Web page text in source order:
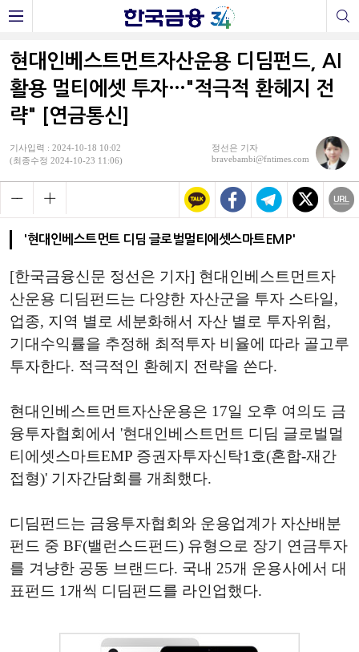
현대인베스트먼트자산운용 디딤펀드, AI
활용 멀티에셋 투자…"적극적 환헤지 전
략" [연금통신]
기사입력 : 2024-10-18 10:02
(최종수정 2024-10-23 11:06)
정선은 기자
bravebambi@fntimes.com
'현대인베스트먼트 디딤 글로벌멀티에셋스마트EMP'
[한국금융신문 정선은 기자] 현대인베스트먼트자
산운용 디딤펀드는 다양한 자산군을 투자 스타일,
업종, 지역 별로 세분화해서 자산 별로 투자위험,
기대수익률을 추정해 최적투자 비율에 따라 골고루
투자한다. 적극적인 환헤지 전략을 쓴다.
현대인베스트먼트자산운용은 17일 오후 여의도 금
융투자협회에서 '현대인베스트먼트 디딤 글로벌멀
티에셋스마트EMP 증권자투자신탁1호(혼합-재간
접형)' 기자간담회를 개최했다.
디딤펀드는 금융투자협회와 운용업계가 자산배분
펀드 중 BF(밸런스드펀드) 유형으로 장기 연금투자
를 겨냥한 공동 브랜드다. 국내 25개 운용사에서 대
표펀드 1개씩 디딤펀드를 라인업했다.